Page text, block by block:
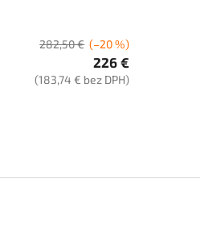
282,50 € (–20 %)
226 €
(183,74 € bez DPH)